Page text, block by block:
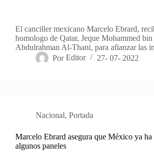
El canciller mexicano Marcelo Ebrard,
homologo de Qatar, Jeque Mohammed bin
Abdulrahman Al-Thani, para afianzar las
Por Editor 27- 07- 2022
Nacional, Portada
Marcelo Ebrard asegura que México ya ha
algunos paneles